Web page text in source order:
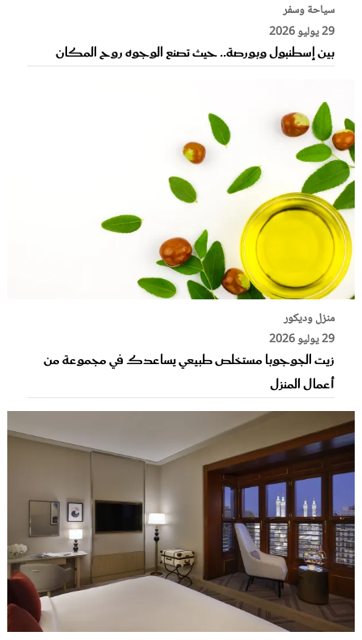
سياحة وسفر
29 يوليو 2026
بين إسطنبول وبورصة.. حيث تصنع الوجوه روح المكان
منزل وديكور
29 يوليو 2026
زيت الجوجوبا مستخلص طبيعي يساعدك في مجموعة من
أعمال المنزل